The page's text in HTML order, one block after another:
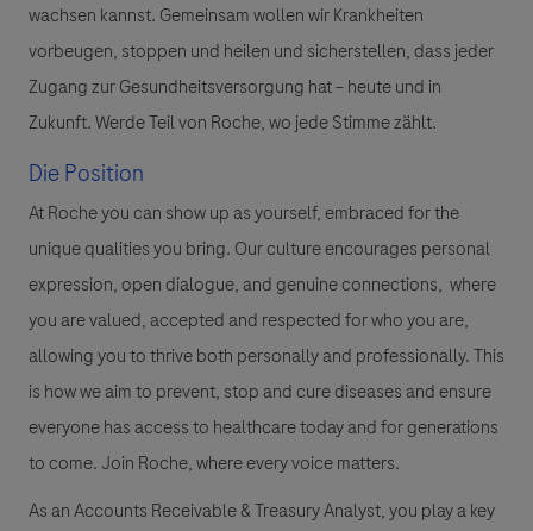
wachsen kannst. Gemeinsam wollen wir Krankheiten
vorbeugen, stoppen und heilen und sicherstellen, dass jeder
Zugang zur Gesundheitsversorgung hat – heute und in
Zukunft. Werde Teil von Roche, wo jede Stimme zählt.
Die Position
At Roche you can show up as yourself, embraced for the
unique qualities you bring. Our culture encourages personal
expression, open dialogue, and genuine connections, where
you are valued, accepted and respected for who you are,
allowing you to thrive both personally and professionally. This
is how we aim to prevent, stop and cure diseases and ensure
everyone has access to healthcare today and for generations
to come. Join Roche, where every voice matters.
As an Accounts Receivable & Treasury Analyst, you play a key